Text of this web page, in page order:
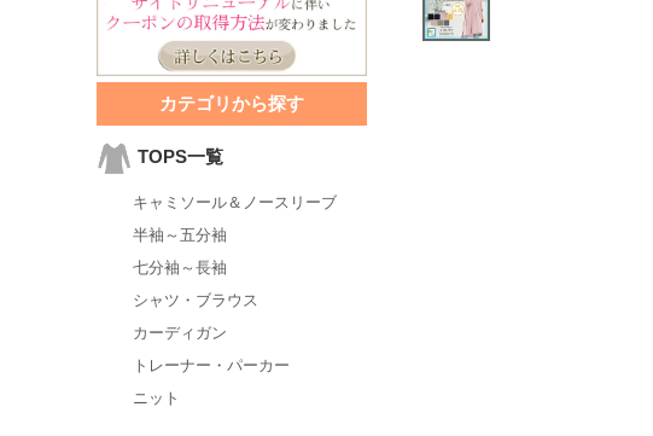
カテゴリから探す
TOPS一覧
キャミソール＆ノースリーブ
半袖～五分袖
七分袖～長袖
シャツ・ブラウス
カーディガン
トレーナー・パーカー
ニット